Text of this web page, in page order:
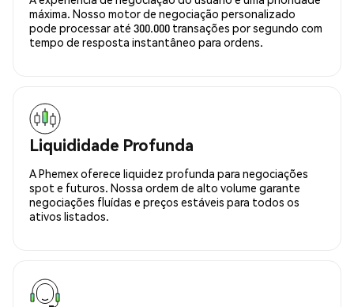
máxima. Nosso motor de negociação personalizado
pode processar até 300.000 transações por segundo com
tempo de resposta instantâneo para ordens.
Liquididade Profunda
A Phemex oferece liquidez profunda para negociações
spot e futuros. Nossa ordem de alto volume garante
negociações fluídas e preços estáveis para todos os
ativos listados.